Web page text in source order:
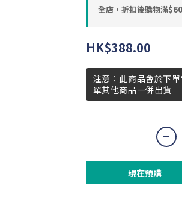
全店，折扣後購物滿
HK$388.00
注意：此商品會於下
單其他商品一併出貨
現在預購